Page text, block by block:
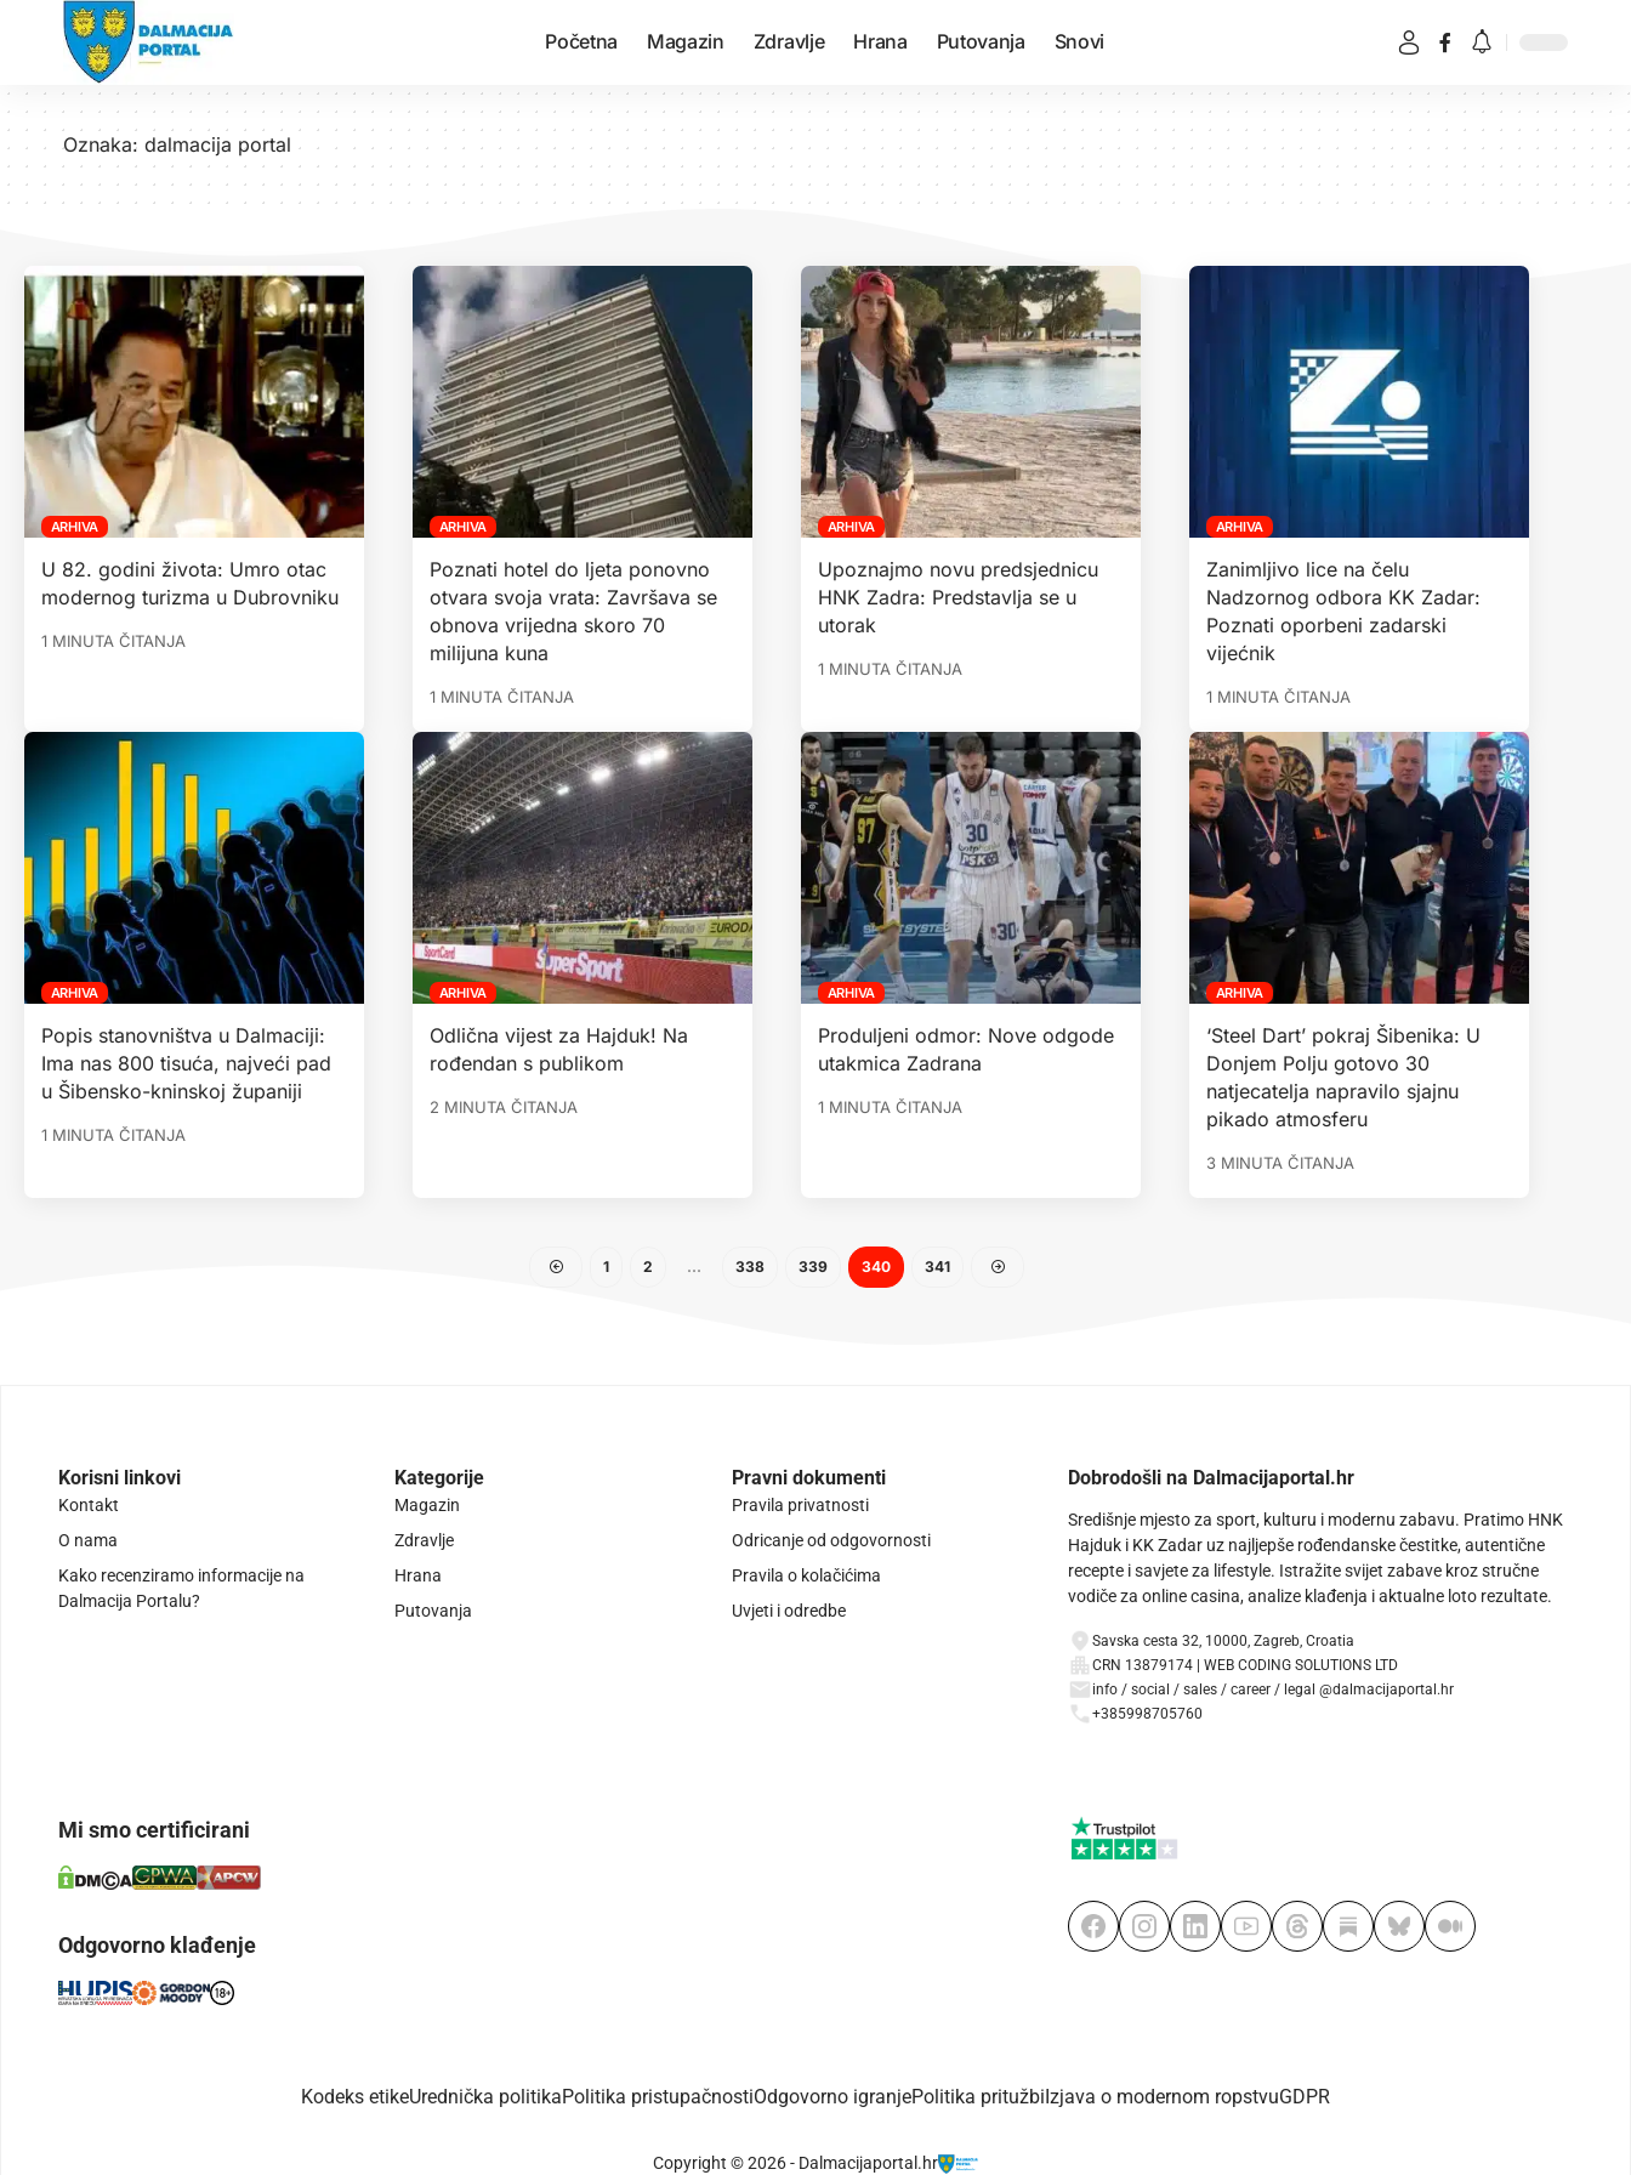
Početna Magazin Zdravlje Hrana Putovanja Snovi
Oznaka: dalmacija portal
ARHIVA
U 82. godini života: Umro otac
modernog turizma u Dubrovniku
1 MINUTA ČITANJA
ARHIVA
Poznati hotel do ljeta ponovno
otvara svoja vrata: Završava se
obnova vrijedna skoro 70
milijuna kuna
1 MINUTA ČITANJA
ARHIVA
Upoznajmo novu predsjednicu
HNK Zadra: Predstavlja se u
utorak
1 MINUTA ČITANJA
ARHIVA
Zanimljivo lice na čelu
Nadzornog odbora KK Zadar:
Poznati oporbeni zadarski
vijećnik
1 MINUTA ČITANJA
ARHIVA
Popis stanovništva u Dalmaciji:
Ima nas 800 tisuća, najveći pad
u Šibensko-kninskoj županiji
1 MINUTA ČITANJA
ARHIVA
Odlična vijest za Hajduk! Na
rođendan s publikom
2 MINUTA ČITANJA
ARHIVA
Produljeni odmor: Nove odgode
utakmica Zadrana
1 MINUTA ČITANJA
ARHIVA
‘Steel Dart’ pokraj Šibenika: U
Donjem Polju gotovo 30
natjecatelja napravilo sjajnu
pikado atmosferu
3 MINUTA ČITANJA
1 2 … 338 339 340 341
Korisni linkovi
Kontakt
O nama
Kako recenziramo informacije na
Dalmacija Portalu?
Kategorije
Magazin
Zdravlje
Hrana
Putovanja
Pravni dokumenti
Pravila privatnosti
Odricanje od odgovornosti
Pravila o kolačićima
Uvjeti i odredbe
Dobrodošli na Dalmacijaportal.hr
Središnje mjesto za sport, kulturu i modernu zabavu. Pratimo HNK
Hajduk i KK Zadar uz najljepše rođendanske čestitke, autentične
recepte i savjete za lifestyle. Istražite svijet zabave kroz stručne
vodiče za online casina, analize klađenja i aktualne loto rezultate.
Savska cesta 32, 10000, Zagreb, Croatia
CRN 13879174 | WEB CODING SOLUTIONS LTD
info / social / sales / career / legal @dalmacijaportal.hr
+385998705760
Mi smo certificirani
Odgovorno klađenje
Kodeks etikeUrednička politikaPolitika pristupačnostiOdgovorno igranjePolitika pritužbiIzjava o modernom ropstvuGDPR
Copyright © 2026 - Dalmacijaportal.hr